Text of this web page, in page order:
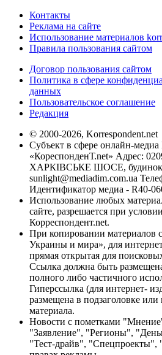
Контакты
Реклама на сайте
Использование материалов
Правила пользования сайтом
Договор пользования сайтом
Политика в сфере
данных
Пользовательское соглашение
Редакция
© 2000-2026, Korrespondent.net
Субъект в сфере онлайн-
«КореспонденТ.net» Адрес:
ХАРКІВСЬКЕ ШОСЕ, будинок
sunlight@mediadim.com.ua
Идентификатор медиа - R40-
Использование любых
сайте, разрешается при
Корреспондент.net.
При копировании материалов
Украины и мира», для
прямая открытая для
Ссылка должна быть
полного либо частичного
Гиперссылка (для интернет-
размещена в подзаголовке или
материала.
Новости с пометками
"Заявление", "Регионы",
"Тест-драйв",